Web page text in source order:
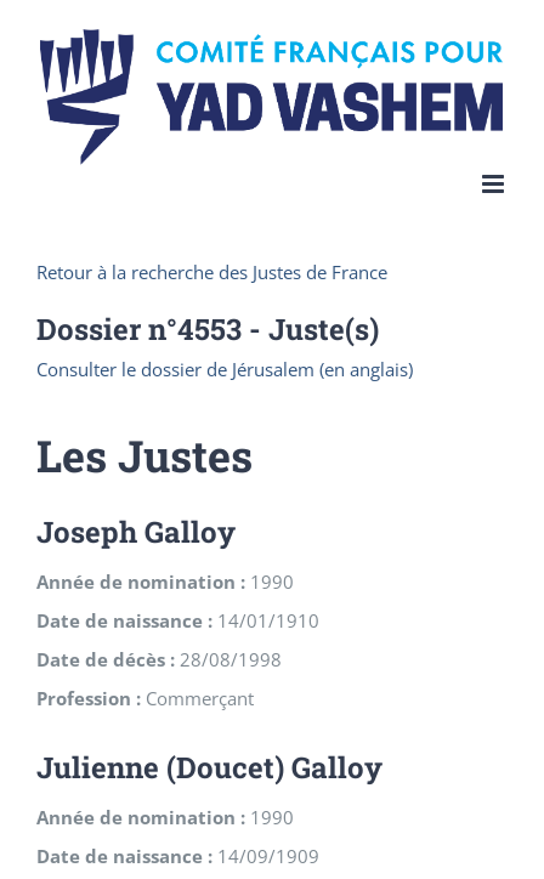
content
Retour à la recherche des Justes de France
Dossier n°4553 - Juste(s)
Consulter le dossier de Jérusalem (en anglais)
Les Justes
Joseph Galloy
Année de nomination : 1990
Date de naissance : 14/01/1910
Date de décès : 28/08/1998
Profession : Commerçant
Julienne (Doucet) Galloy
Année de nomination : 1990
Date de naissance : 14/09/1909